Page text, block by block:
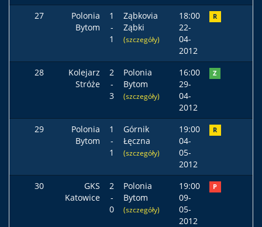
27
Polonia
Bytom
1
-
1
Ząbkovia
Ząbki
(szczegóły)
18:00
22-
04-
2012
R
28
Kolejarz
Stróże
2
-
3
Polonia
Bytom
(szczegóły)
16:00
29-
04-
2012
Z
29
Polonia
Bytom
1
-
1
Górnik
Łęczna
(szczegóły)
19:00
04-
05-
2012
R
30
GKS
Katowice
2
-
0
Polonia
Bytom
(szczegóły)
19:00
09-
05-
2012
P